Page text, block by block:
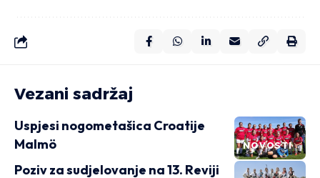
Vezani sadržaj
NOVOSTI
Uspjesi nogometašica Croatije
Malmö
Poziv za sudjelovanje na 13. Reviji